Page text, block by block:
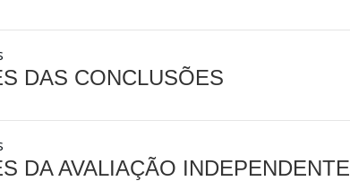
DAS CONCLUSÕES
DA AVALIAÇÃO INDEPENDENTE